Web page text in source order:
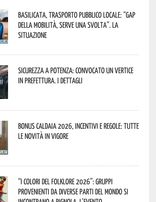
Basilicata, trasporto pubblico locale: “Gap
della mobilità, serve una svolta”. La
situazione
Sicurezza a Potenza: convocato un vertice
in Prefettura. I dettagli
Bonus caldaia 2026, incentivi e regole: tutte
le novità in vigore
“I Colori del Folklore 2026”: gruppi
provenienti da diverse parti del mondo si